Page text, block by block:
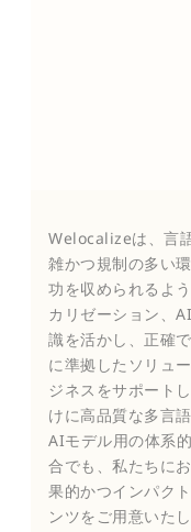
Welocalizeは、言
雑かつ規制の多い
功を収められるよ
カリゼーション、
識を活かし、正確
に準拠したソリュ
ジネスをサポート
けに高品質な多言
AIモデル用の体系
合でも、私たちに
果的かつインパク
ンツをご用意いた